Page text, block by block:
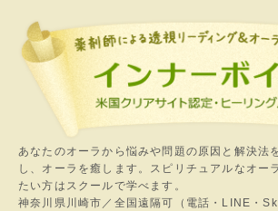
あなたのオーラから悩みや問題の原因と解決法
し、オーラを癒します。スピリチュアルなオー
たい方はスクールで学べます。
神奈川県川崎市／全国遠隔可（電話・LINE・